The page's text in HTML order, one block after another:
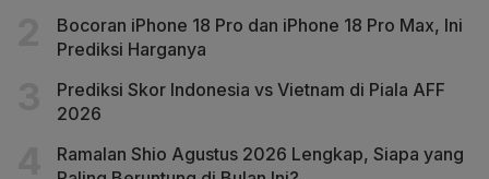
Bocoran iPhone 18 Pro dan iPhone 18 Pro Max, Ini
Prediksi Harganya
Prediksi Skor Indonesia vs Vietnam di Piala AFF
2026
Ramalan Shio Agustus 2026 Lengkap, Siapa yang